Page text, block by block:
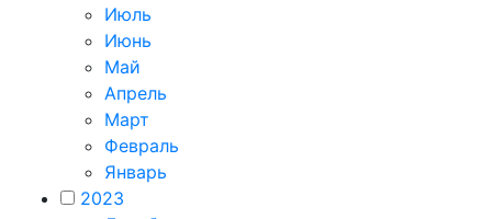
Июль
Июнь
Май
Апрель
Март
Февраль
Январь
2023